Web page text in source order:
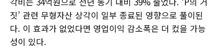
짓’ 관련 무형자산 상각이 일부 종료된 영향으로 풀이된
다. 이 효과가 없었다면 영업이익 감소폭은 더 컸을 가능
성이 있다.